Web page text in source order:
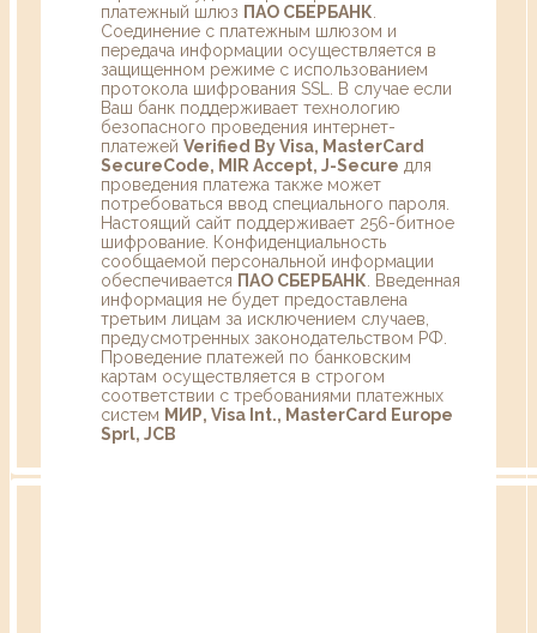
платежный шлюз ПАО СБЕРБАНК
Соединение с платежным шлюзом и
передача информации осуществляется в
защищенном режиме с использованием
протокола шифрования SSL. В случае если
Ваш банк поддерживает технологию
безопасного проведения интернет-
платежей Verified By Visa, MasterCard
SecureCode, MIR Accept, J-Secure для
проведения платежа также может
потребоваться ввод специального пароля.
Настоящий сайт поддерживает 256-битное
шифрование. Конфиденциальность
сообщаемой персональной информации
обеспечивается ПАО СБЕРБАНК . Введенная
информация не будет предоставлена
третьим лицам за исключением случаев,
предусмотренных законодательством РФ.
Проведение платежей по банковским
картам осуществляется в строгом
соответствии с требованиями платежных
систем МИР, Visa Int., MasterCard Europe
Sprl, JCB